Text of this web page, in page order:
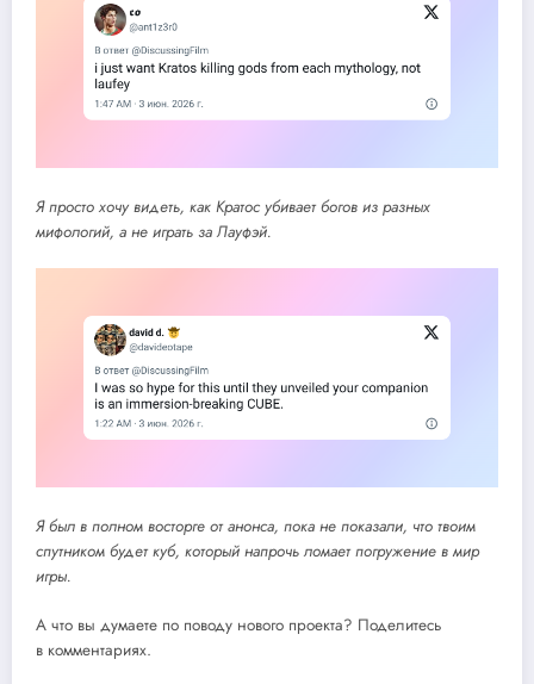
Я просто хочу видеть, как Кратос убивает богов из разных
мифологий, а не играть за Лауфэй.
Я был в полном восторге от анонса, пока не показали, что твоим
спутником будет куб, который напрочь ломает погружение в мир
игры.
А что вы думаете по поводу нового проекта? Поделитесь
в комментариях.